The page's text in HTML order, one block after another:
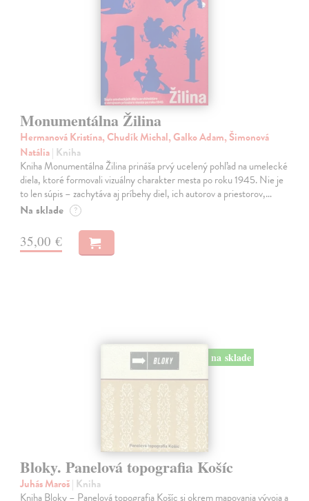
Monumentálna Žilina
Hermanová Kristína, Chudík Michal, Galko Adam, Šimonová
Natália| Kniha
Kniha Monumentálna Žilina prináša prvý ucelený pohľad na umelecké
diela, ktoré formovali vizuálny charakter mesta po roku 1945. Nie je
to len súpis – zachytáva aj príbehy diel, ich autorov a priestorov,…
Na sklade ?
35,00 €
na sklade
Bloky. Panelová topografia Košíc
Juhás Maroš| Kniha
Kniha Bloky – Panelová topografia Košíc si okrem mapovania vývoja a